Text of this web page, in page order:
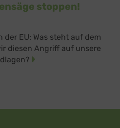
stoppen!
EU: Was steht auf dem
diesen Angriff auf unsere